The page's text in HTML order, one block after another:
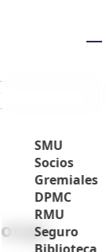
SMU
Socios
Gremiales
DPMC
RMU
Seguro